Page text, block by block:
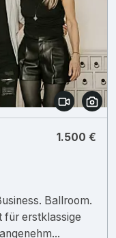
1.500 €
Ballroom.
für erstklassige